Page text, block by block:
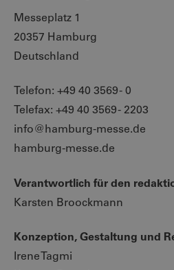
Messeplatz 1
20357 Hamburg
Deutschland
Telefon: +49 40 3569 - 0
Telefax: +49 40 3569 - 2203
info@hamburg-messe.de
hamburg-messe.de
Verantwortlich für den
Karsten Broockmann
Konzeption, Gestaltung und
Irene Tagmi